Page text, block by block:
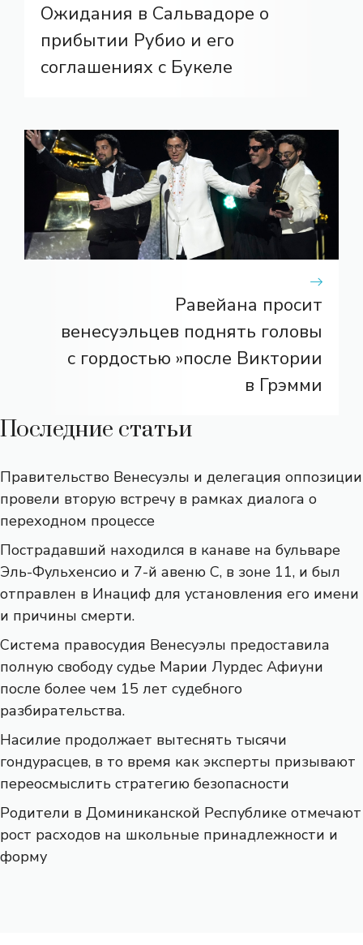
Ожидания в Сальвадоре о
прибытии Рубио и его
соглашениях с Букеле
Равейана просит
венесуэльцев поднять головы
с гордостью »после Виктории
в Грэмми
Последние статьи
Правительство Венесуэлы и делегация оппозиции
провели вторую встречу в рамках диалога о
переходном процессе
Пострадавший находился в канаве на бульваре
Эль-Фульхенсио и 7-й авеню С, в зоне 11, и был
отправлен в Инациф для установления его имени
и причины смерти.
Система правосудия Венесуэлы предоставила
полную свободу судье Марии Лурдес Афиуни
после более чем 15 лет судебного
разбирательства.
Насилие продолжает вытеснять тысячи
гондурасцев, в то время как эксперты призывают
переосмыслить стратегию безопасности
Родители в Доминиканской Республике отмечают
рост расходов на школьные принадлежности и
форму